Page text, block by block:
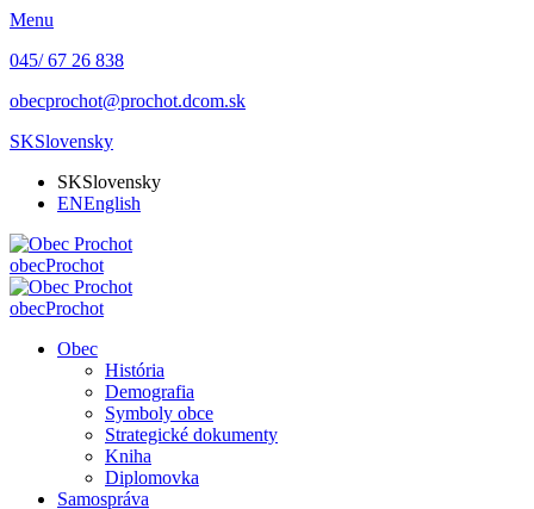
Menu
045/ 67 26 838
obecprochot@prochot.dcom.sk
SKSlovensky
SKSlovensky
ENEnglish
obecProchot
obecProchot
Obec
História
Demografia
Symboly obce
Strategické dokumenty
Kniha
Diplomovka
Samospráva